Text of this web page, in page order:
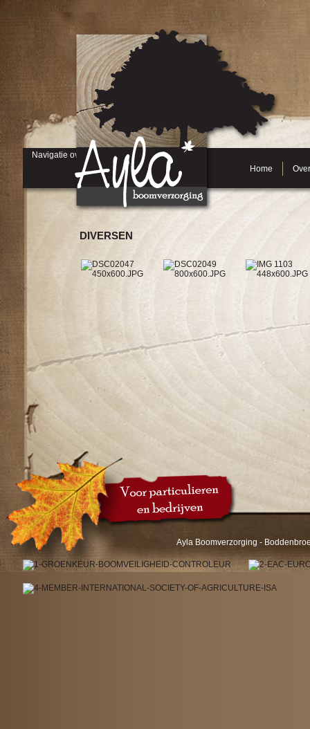
Navigatie overslaan
Home
DIVERSEN
Ayla Boomverzorging -